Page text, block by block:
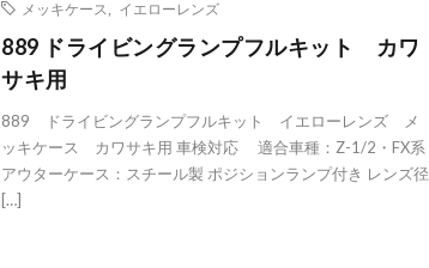
メッキケース イエローレンズ
889 ドライビングランプフルキット カワ
サキ用
889 ドライビングランプフルキット イエローレンズ メ
ッキケース カワサキ用 車検対応 適合車種：Z-1/2・FX系
アウターケース：スチール製 ポジションランプ付き レンズ径
[…]